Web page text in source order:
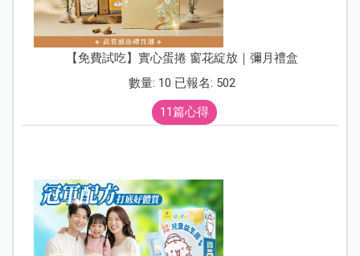
【免費試吃】實心蛋捲 窗花綻放｜彌月禮盒
數量: 10 已報名: 502
11篇心得